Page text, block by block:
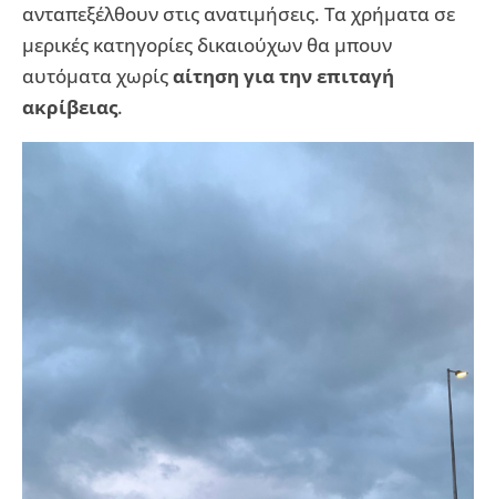
ανταπεξέλθουν στις ανατιμήσεις. Τα χρήματα σε
μερικές κατηγορίες δικαιούχων θα μπουν
αυτόματα χωρίςαίτηση για την επιταγή
ακρίβειας.